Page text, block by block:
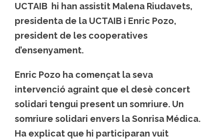
UCTAIB hi han assistit Malena Riudavets,
presidenta de la UCTAIB i Enric Pozo,
president de les cooperatives
d’ensenyament.
Enric Pozo ha començat la seva
intervenció agraint que el desè concert
solidari tengui present un somriure. Un
somriure solidari envers la Sonrisa Médica.
Ha explicat que hi participaran vuit